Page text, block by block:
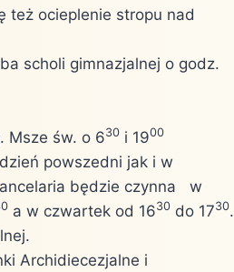
też ocieplenie stropu nad
scholi gimnazjalnej o godz.
Msze św. o 630 i 1900
powszedni jak i w
będzie czynna w
a w czwartek od 1630 do 1730.
Archidiecezjalne i